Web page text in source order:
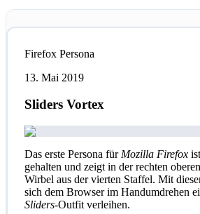
Firefox Persona
13. Mai 2019
Sliders Vortex
Das erste Persona für Mozilla Firefox
gehalten und zeigt in der rechten
Wirbel aus der vierten Staffel. Mit
sich dem Browser im Handumdrehen
Sliders-Outfit verleihen.